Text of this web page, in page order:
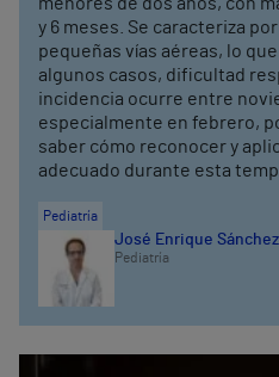
y 6 meses. Se caracteriza
pequeñas vías aéreas, lo
algunos casos, dificultad
incidencia ocurre entre
especialmente en febrero,
saber cómo reconocer y
adecuado durante esta
Pediatría
José Enrique
Pediatría